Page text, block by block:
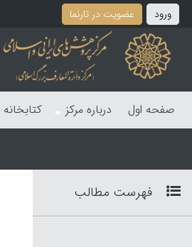
ورود عضویت در تارنما
صفحه اول درباره مرکز کتابخانه
فهرست مطالب